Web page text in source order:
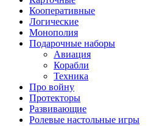
Кооперативные
Логические
Монополия
Подарочные наборы
Авиация
Корабли
Техника
Про войну
Протекторы
Развивающие
Ролевые настольные игры